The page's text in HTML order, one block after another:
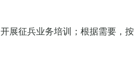
展征兵业务培训；根据需要，按